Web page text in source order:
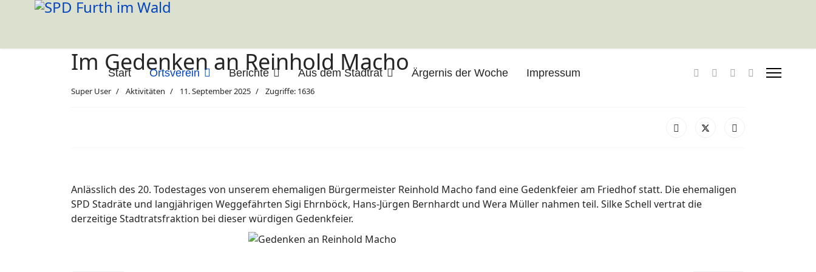
Start Ortsverein Berichte Aus dem Stadtrat Ärgernis der Woche Impressum
Im Gedenken an Reinhold Macho
Super User Aktivitäten 11. September 2025 Zugriffe: 1636
Anlässlich des 20. Todestages von unserem ehemaligen Bürgermeister Reinhold Macho fand eine Gedenkfeier am Friedhof statt. Die ehemaligen
SPD Stadräte und langjährigen Weggefährten Sigi Ehrnböck, Hans-Jürgen Bernhardt und Wera Müller nahmen teil. Silke Schell vertrat die
derzeitige Stadtratsfraktion bei dieser würdigen Gedenkfeier.